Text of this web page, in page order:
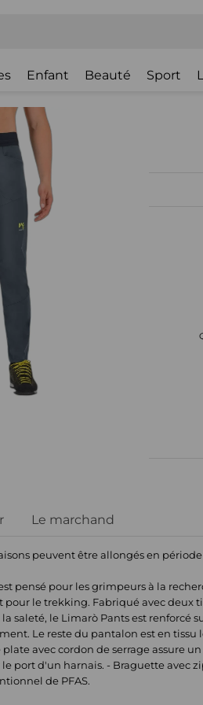
Enfant Beauté Sport
Le marchand
peuvent être allongés en
pensé pour les grimpeurs à la
le trekking. Fabriqué avec deux
saleté, le Limarò Pants est renforcé
Le reste du pantalon est en tissu
avec cordon de serrage assure
port d'un harnais. - Braguette avec
de PFAS.